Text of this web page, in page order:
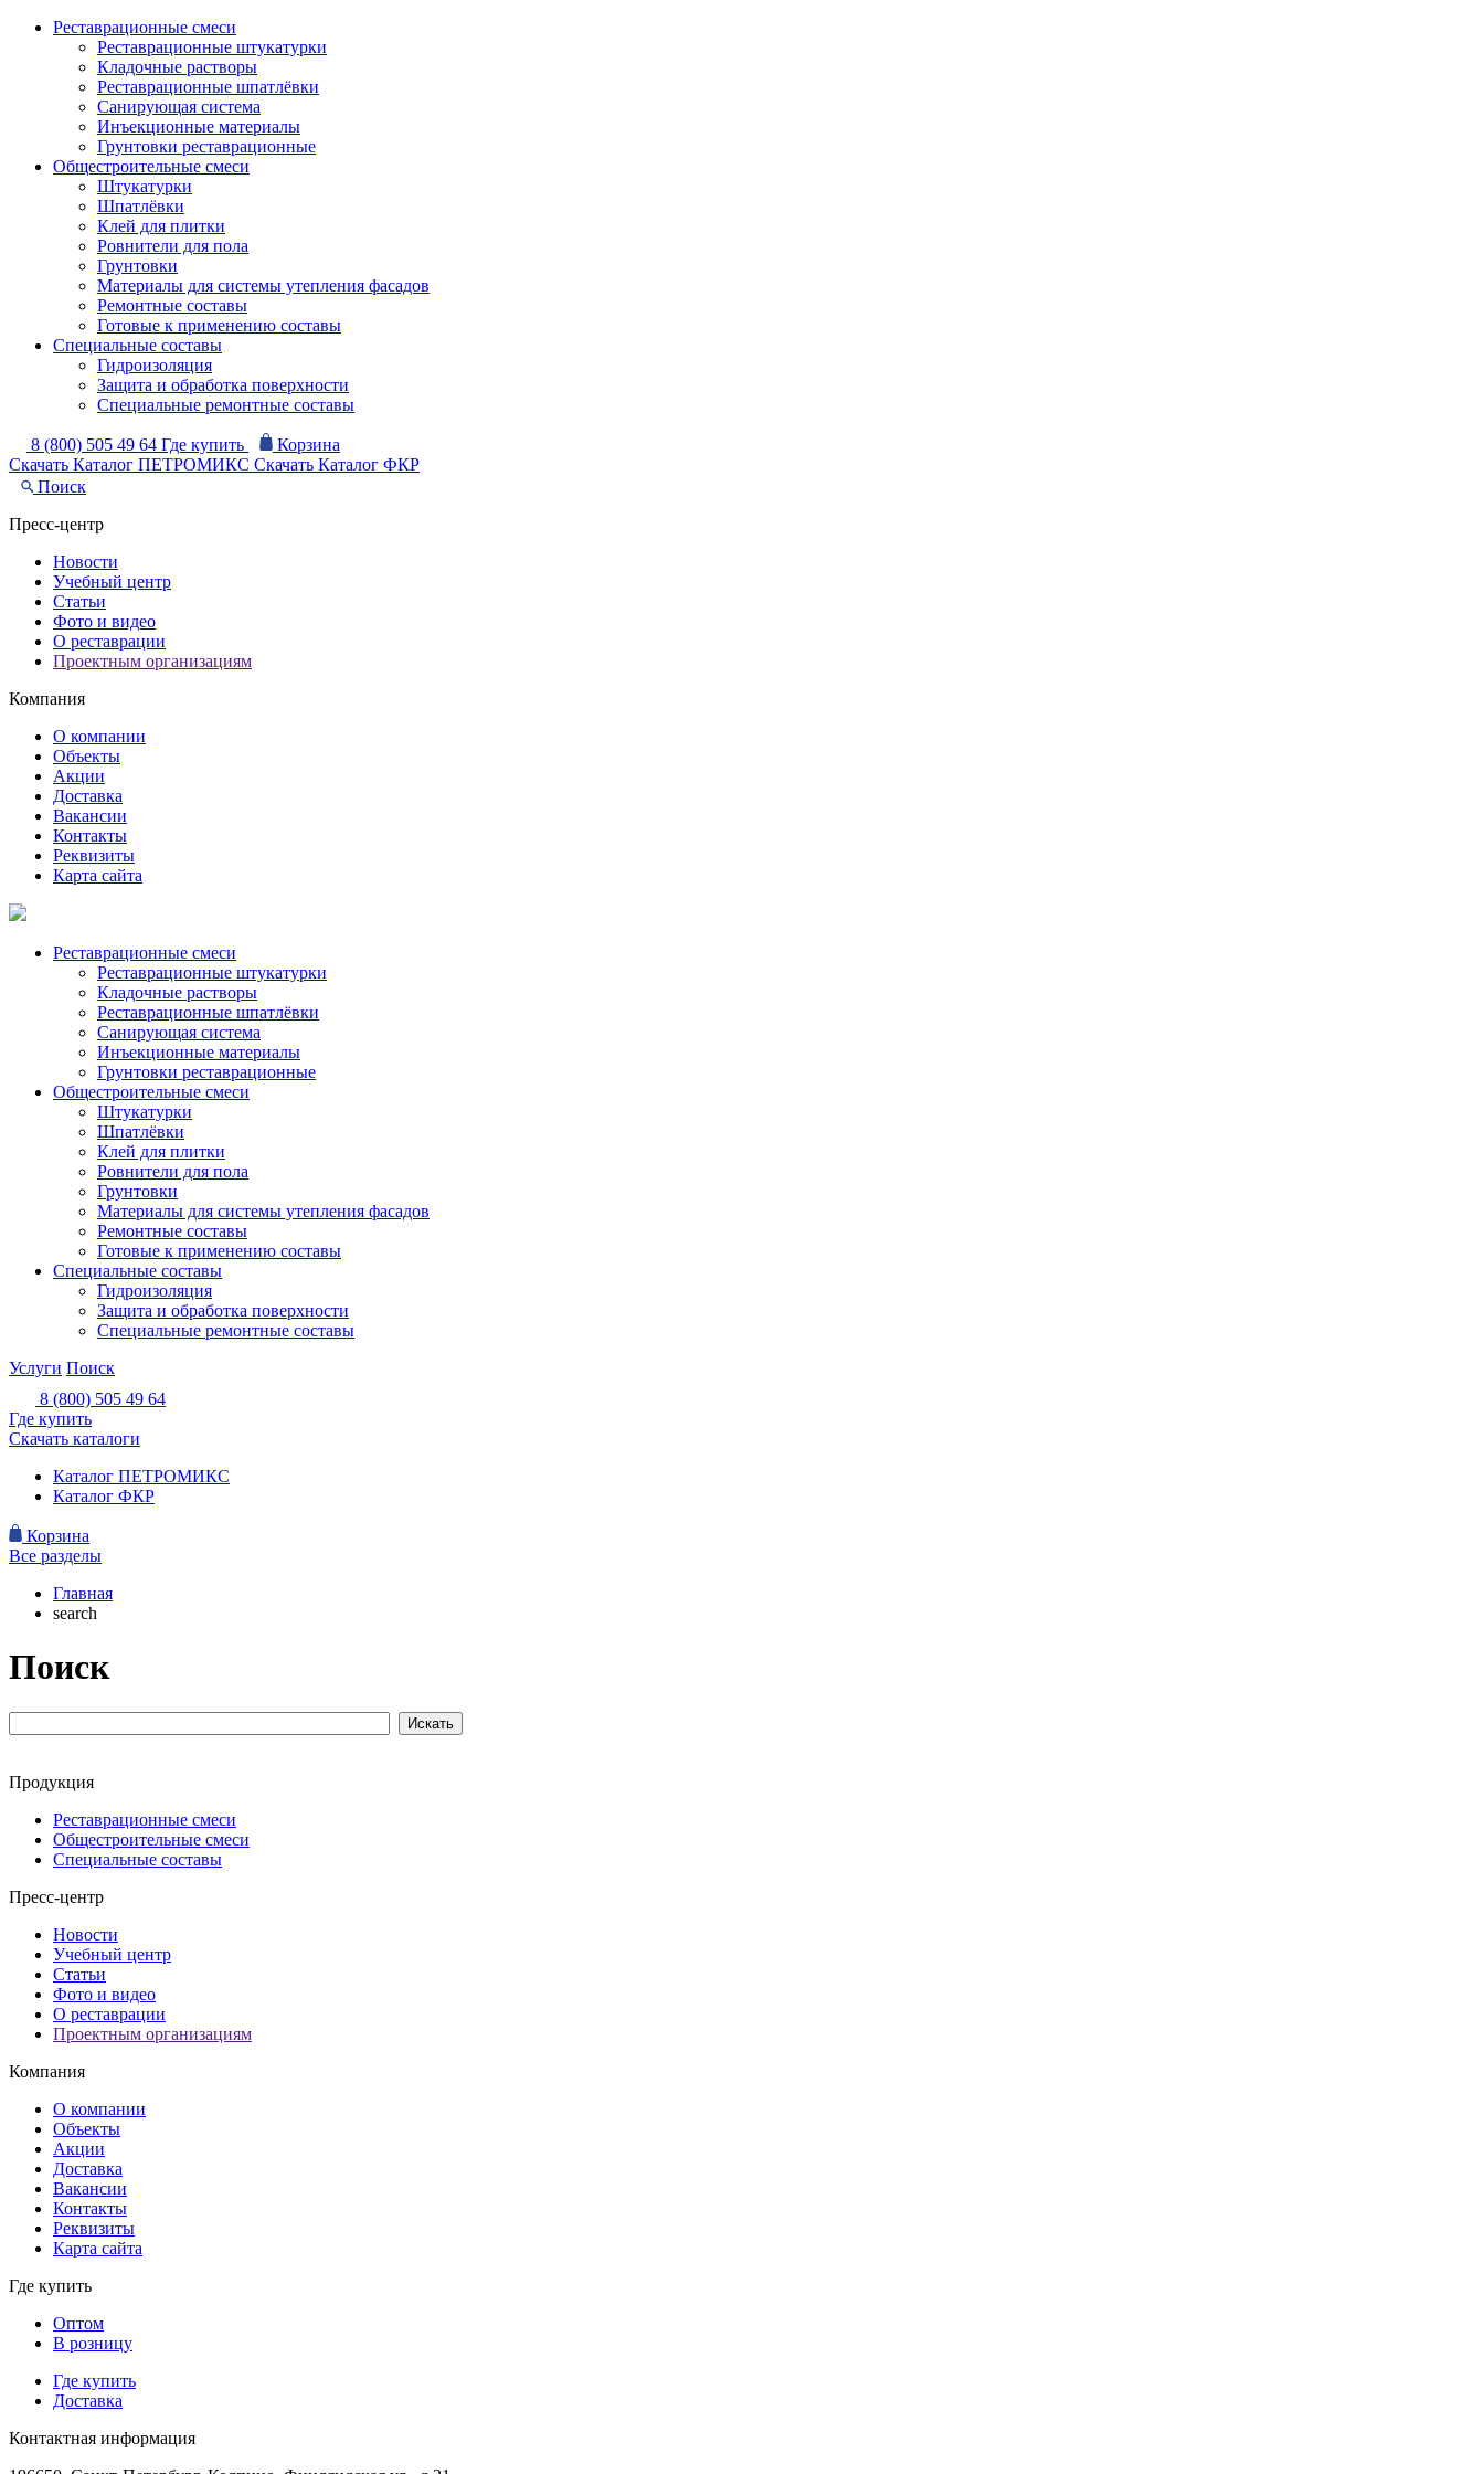
Реставрационные смеси
Реставрационные штукатурки
Кладочные растворы
Реставрационные шпатлёвки
Санирующая система
Инъекционные материалы
Грунтовки реставрационные
Общестроительные смеси
Штукатурки
Шпатлёвки
Клей для плитки
Ровнители для пола
Грунтовки
Материалы для системы утепления фасадов
Ремонтные составы
Готовые к применению составы
Специальные составы
Гидроизоляция
Защита и обработка поверхности
Специальные ремонтные составы
8 (800) 505 49 64 Где купить
Корзина
Скачать Каталог ПЕТРОМИКС Скачать Каталог ФКР
Поиск
Пресс-центр
Новости
Учебный центр
Статьи
Фото и видео
О реставрации
Проектным организациям
Компания
О компании
Объекты
Акции
Доставка
Вакансии
Контакты
Реквизиты
Карта сайта
Реставрационные смеси
Реставрационные штукатурки
Кладочные растворы
Реставрационные шпатлёвки
Санирующая система
Инъекционные материалы
Грунтовки реставрационные
Общестроительные смеси
Штукатурки
Шпатлёвки
Клей для плитки
Ровнители для пола
Грунтовки
Материалы для системы утепления фасадов
Ремонтные составы
Готовые к применению составы
Специальные составы
Гидроизоляция
Защита и обработка поверхности
Специальные ремонтные составы
Услуги Поиск
8 (800) 505 49 64
Где купить
Скачать каталоги
Каталог ПЕТРОМИКС
Каталог ФКР
Корзина
Все разделы
Главная
search
Поиск
Продукция
Реставрационные смеси
Общестроительные смеси
Специальные составы
Пресс-центр
Новости
Учебный центр
Статьи
Фото и видео
О реставрации
Проектным организациям
Компания
О компании
Объекты
Акции
Доставка
Вакансии
Контакты
Реквизиты
Карта сайта
Где купить
Оптом
В розницу
Где купить
Доставка
Контактная информация